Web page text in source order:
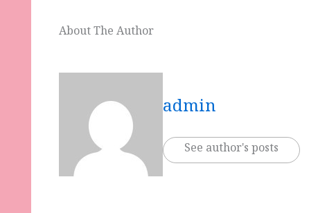
About The Author
admin
See author's posts